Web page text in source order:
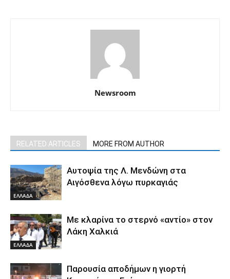
Newsroom
RELATED ARTICLES MORE FROM AUTHOR
ΕΛΛΑΔΑ
Αυτοψία της Λ. Μενδώνη στα
Αιγόσθενα λόγω πυρκαγιάς
ΕΛΛΑΔΑ
Με κλαρίνα το στερνό «αντίο» στον
Λάκη Χαλκιά
Παρουσία αποδήμων η γιορτή